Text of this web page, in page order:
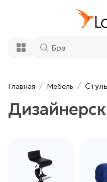
Главная Мебель